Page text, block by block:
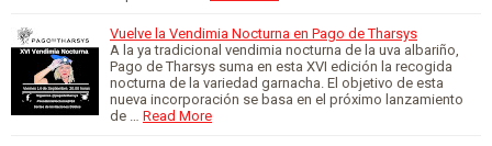
Vuelve la Vendimia Nocturna en Pago de Tharsys
A la ya tradicional vendimia nocturna de la uva albariño,
Pago de Tharsys suma en esta XVI edición la recogida
nocturna de la variedad garnacha. El objetivo de esta
nueva incorporación se basa en el próximo lanzamiento
de … Read More